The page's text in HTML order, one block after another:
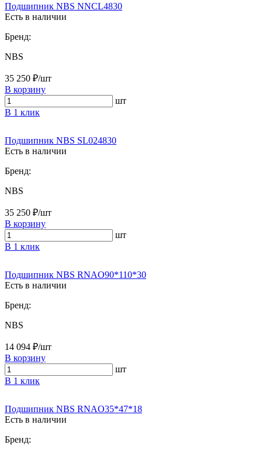
Подшипник NBS NNCL4830
Есть в наличии
Бренд:
NBS
35 250 ₽/шт
В корзину
шт
В 1 клик
Подшипник NBS SL024830
Есть в наличии
Бренд:
NBS
35 250 ₽/шт
В корзину
шт
В 1 клик
Подшипник NBS RNAO90*110*30
Есть в наличии
Бренд:
NBS
14 094 ₽/шт
В корзину
шт
В 1 клик
Подшипник NBS RNAO35*47*18
Есть в наличии
Бренд: